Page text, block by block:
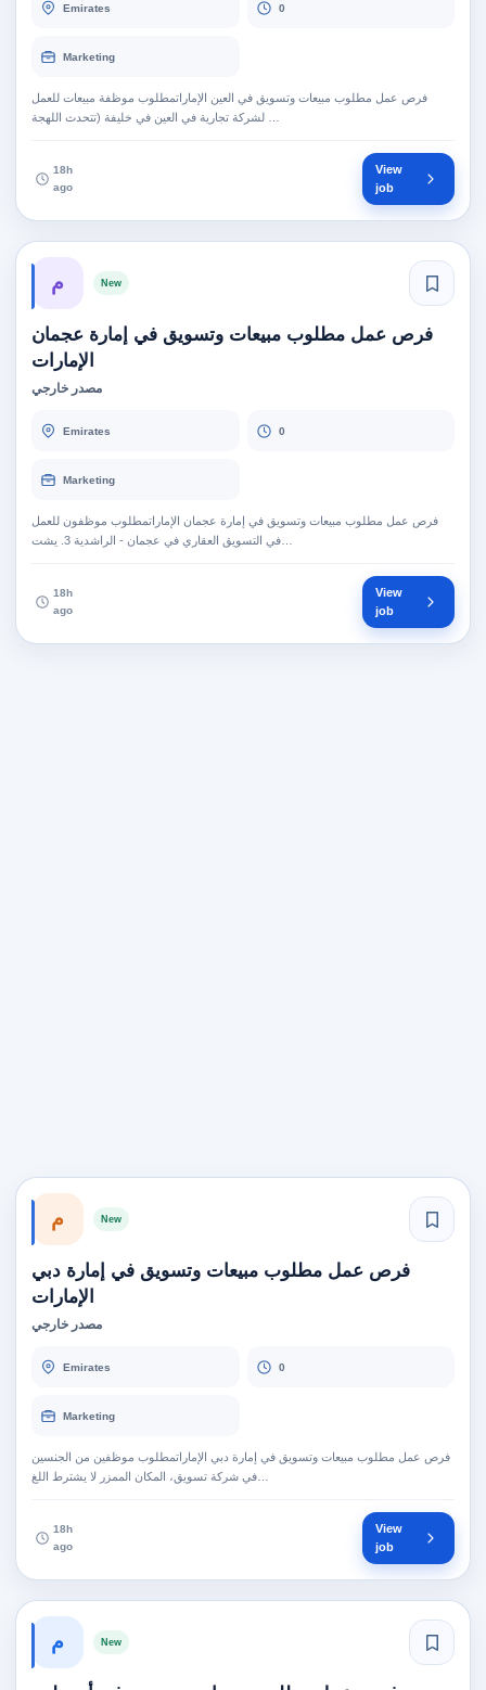
Emirates 0
Marketing
فرص عمل مطلوب مبيعات وتسويق في العين الإماراتمطلوب موظفة مبيعات للعمل
18h
ago
View
job
م New
فرص عمل مطلوب مبيعات وتسويق في إمارة عجمان
الإمارات
مصدر خارجي
Emirates 0
Marketing
فرص عمل مطلوب مبيعات وتسويق في إمارة عجمان الإماراتمطلوب موظفون للعمل
18h
ago
View
job
م New
فرص عمل مطلوب مبيعات وتسويق في إمارة دبي
الإمارات
مصدر خارجي
Emirates 0
Marketing
فرص عمل مطلوب مبيعات وتسويق في إمارة دبي الإماراتمطلوب موظفين من الجنسين
18h
ago
View
job
م New